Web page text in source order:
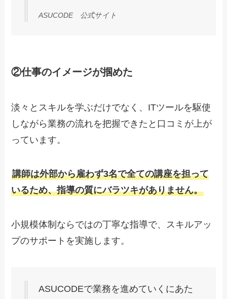
ASUCODE 公式サイト
②仕事のイメージが掴めた
淡々とスキルを学ぶだけでなく、ITツールを駆使
しながら業務の流れを把握できたと口コミが上が
っています。
講師は外部から雇わず3名で全ての講座を担って
いるため、指導の質にバラツキがありません。
小規模体制ならではの丁寧な指導で、スキルアッ
プのサポートを実施します。
ASUCODEで業務を進めていくにあた